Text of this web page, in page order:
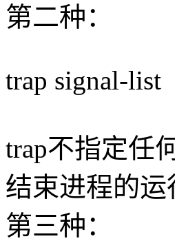
第二种：
trap signal-list
trap不指定任
结束进程的运
第三种：